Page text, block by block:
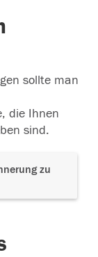
sollte man
die Ihnen
sind.
zu